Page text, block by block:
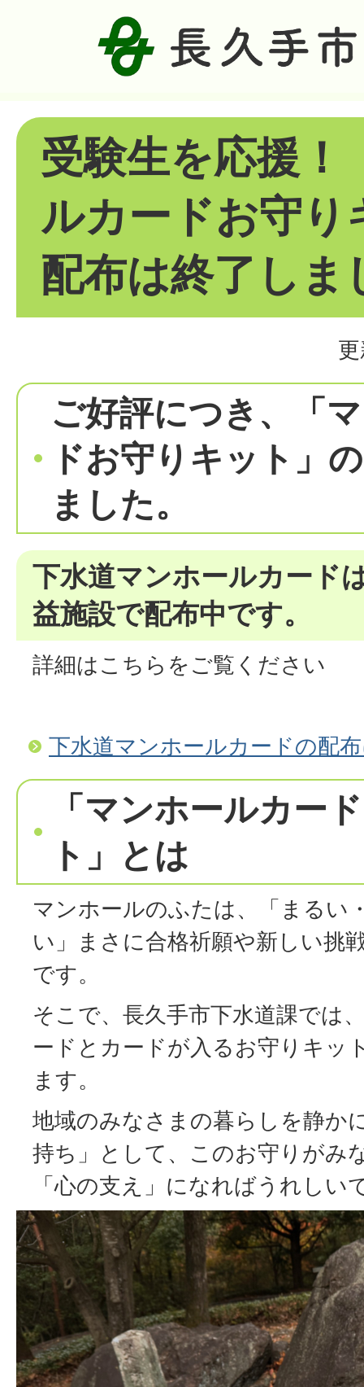
受験生を応援！
ルカードお守り
配布は終了しま
ご好評につき、「
ドお守りキット」
ました。
下水道マンホールカード
益施設で配布中です。
詳細はこちらをご覧ください
下水道マンホールカードの配
「マンホールカー
ト」とは
マンホールのふたは、「まるい
い」まさに合格祈願や新しい挑
です。
そこで、長久手市下水道課では
ードとカードが入るお守りキッ
ます。
地域のみなさまの暮らしを静か
持ち」として、このお守りがみ
「心の支え」になればうれしい